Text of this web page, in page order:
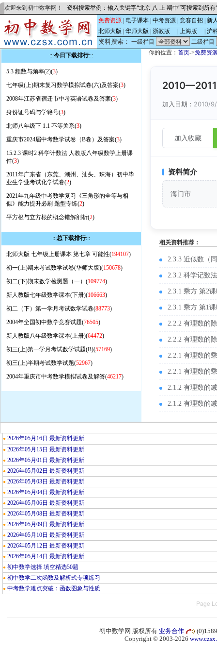
欢迎来到初中数学网！ 资料搜索举例：输入关键字“北京 八 上 期中”可搜索到所
免费资源 电子课本 中考资源 竞赛自招
新
北师大版
华师大版 浙教版 上海版 沪
资料搜索： 一级栏目
二级栏目
:::今日下载排行:::
5.3 频数与频率(2)(3)
七年级(上)期末复习数学模拟试卷(六)及答案(3)
2008年江苏省宿迁市中考英语试卷及答案(3)
身份证号码与学籍号(3)
北师八年级下 1.1 不等关系(3)
重庆市2024届中考数学试卷（B卷）及答案(3)
15.2.3 课时2 科学计数法 人教版八年级数学上册课
件(3)
2011年广东省（东莞、潮州、汕头、珠海）初中毕
业生学业考试化学试卷(2)
2021年九年级中考数学复习《三角形的全等与相
似》能力提升必刷 题型专练(2)
平方根与立方根的概念错解剖析(2)
:::总下载排行:::
北师大版 七年级上册课本 第七章 可能性(194107)
初一(上)期末考试数学试卷(华师大版)(150678)
初二(下)期末数学检测题（一）(109774)
新人教版七年级数学课本(下册)(106663)
初二（下）第一学月考试数学试卷(88773)
2004年全国初中数学竞赛试题(76505)
新人教版八年级数学课本(上册)(64472)
初三(上)第一学月考试数学试题(B)(57169)
初三(上)半期考试数学试题(52967)
2004年重庆市中考数学模拟试卷及解答(46217)
你的位置： 首页->免费资
2010—2011
加入日期： 2010/
加入收藏
资料简介
海门市
相关资料推荐：
2.3.3 近似数（
2.3.2 科学记数
2.3.1 乘方 第2
2.3.1 乘方 第1
2.2.2 有理数的
2.2.2 有理数的
2.2.1 有理数的
2.2.1 有理数的
2.1.2 有理数的
2.1.2 有理数的
● 2026年05月16日 最新资料更新
● 2026年05月15日 最新资料更新
● 2026年05月01日 最新资料更新
● 2026年05月02日 最新资料更新
● 2026年05月03日 最新资料更新
● 2026年05月04日 最新资料更新
● 2026年05月06日 最新资料更新
● 2026年05月08日 最新资料更新
● 2026年05月09日 最新资料更新
● 2026年05月10日 最新资料更新
● 2026年05月12日 最新资料更新
● 2026年05月14日 最新资料更新
● 初中数学选择 填空精选50题
● 初中数学二次函数及解析式专项练习
● 中考数学难点突破：函数图象与性质
Page
初中数学网 版权所有 业务合作
Copyright © 2003-2026